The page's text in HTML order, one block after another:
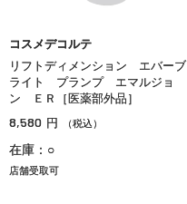
コスメデコルテ
リフトディメンション エバーブ
ライト プランプ エマルジョ
ン ＥＲ［医薬部外品］
8,580 円 （税込）
在庫：○
店舗受取可